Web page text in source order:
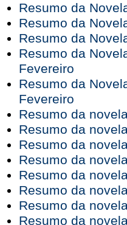
Resumo da
Resumo da
Resumo da
Resumo da
Fevereiro
Resumo da
Fevereiro
Resumo da
Resumo da
Resumo da
Resumo da
Resumo da
Resumo da
Resumo da
Resumo da